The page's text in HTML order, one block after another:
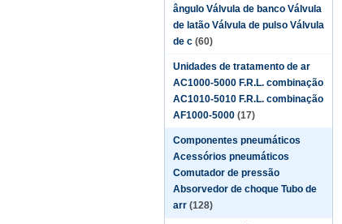
ângulo Válvula de banco Válvula
de latão Válvula de pulso Válvula
de c (60)
Unidades de tratamento de ar
AC1000-5000 F.R.L. combinação
AC1010-5010 F.R.L. combinação
AF1000-5000 (17)
Componentes pneumáticos
Acessórios pneumáticos
Comutador de pressão
Absorvedor de choque Tubo de
arr (128)